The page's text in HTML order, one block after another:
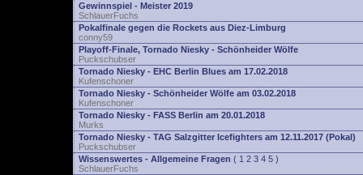
Gewinnspiel - Meister 2019
SchlauerFuchs
Pokalfinale gegen die Rockets aus Diez-Limburg
conny59
Playoff-Finale, Tornado Niesky - Schönheider Wölfe
Puckschubser
Tornado Niesky - EHC Berlin Blues am 17.02.2018
Kufenschoner
Tornado Niesky - Schönheider Wölfe am 03.02.2018
Kufenschoner
Tornado Niesky - FASS Berlin am 20.01.2018
Murks
Tornado Niesky - TAG Salzgitter Icefighters am 12.11.2017 (Pokal)
Puckschubser
Wissenswertes - Allgemeine Fragen ( 1 2 3 4 5 )
SchlauerFuchs